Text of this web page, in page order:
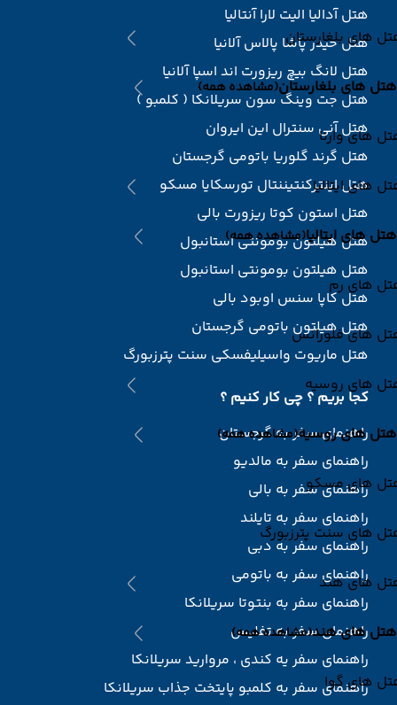
های بلغارستان
هتل های بلغارستان(مشاهده همه)
های وارنا
های ایتالیا
هتل های ایتالیا(مشاهده همه)
های رم
های فلورانس
های روسیه
هتل های روسیه(مشاهده همه)
های مسکو
های سنت پترزبورگ
های هند
هتل های هند(مشاهده همه)
های گوا
هتل آدالیا الیت لارا آنتالیا
هتل حیدر پاشا پالاس آلانیا
هتل لانگ بیچ ریزورت اند اسپا آلانیا
هتل جت وینگ سون سریلانکا ( کلمبو )
هتل آنی سنترال این ایروان
هتل گرند گلوریا باتومی گرجستان
هتل اینترکنتیننتال تورسکایا مسکو
هتل استون کوتا ریزورت بالی
هتل هیلتون بومونتی استانبول
هتل هیلتون بومونتی استانبول
هتل کاپا سنس اوبود بالی
هتل هیلتون باتومی گرجستان
هتل ماریوت واسیلیفسکی سنت پترزبورگ
کجا بریم ؟ چی کار کنیم ؟
راهنمای سفر به گرجستان
راهنمای سفر به مالدیو
راهنمای سفر به بالی
راهنمای سفر به تایلند
راهنمای سفر به دبی
راهنمای سفر به باتومی
راهنمای سفر به بنتوتا سریلانکا
راهنمای سفر به تفلیس
راهنمای سفر یه کندی ، مروارید سریلانکا
راهنمای سفر به کلمبو پایتخت جذاب سریلانکا